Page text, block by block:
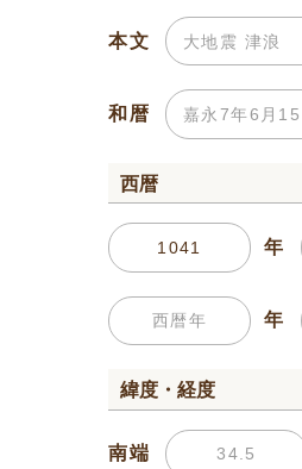
本文
和暦
西暦
年
年
緯度・経度
南端